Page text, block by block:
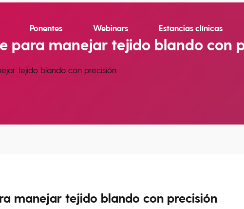
Ponentes Webinars Estancias clínicas
para manejar tejido blando con
tejido blando con precisión
manejar tejido blando con precisión